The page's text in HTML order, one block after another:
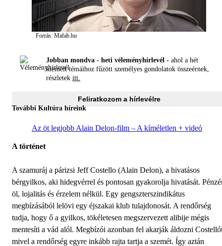
Forrás: Mafab.hu
Jobban mondva - heti véleményhírlevél - ahol a hét
kiemelt témáihoz fűzött személyes gondolatok összeérnek,
részletek itt.
Feliratkozom a hírlevélre
További Kultúra híreink
Az öt legjobb Alain Delon-film – A kíméletlen + videó
A történet
A szamuráj a párizsi Jeff Costello (Alain Delon), a hivatásos
bérgyilkos, aki hidegvérrel és pontosan gyakorolja hivatását.
öl, lojalitás és érzelem nélkül. Egy gengszterszindikátus
megbízásából lelövi egy éjszakai klub tulajdonosát. A rendőrség
tudja, hogy ő a gyilkos, tökéletesen megszervezett alibije mégis
mentesíti a vád alól. Megbízói azonban fel akarják áldozni
mivel a rendőrség egyre inkább rajta tartja a szemét. Így aztán